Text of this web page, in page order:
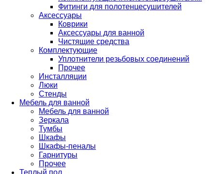
Фитинги для полотенцесушителей
Аксессуары
Коврики
Аксессуары для ванной
Чистящие средства
Комплектующие
Уплотнители резьбовых соединений
Прочее
Инсталляции
Люки
Стенды
Мебель для ванной
Мебель для ванной
Зеркала
Тумбы
Шкафы
Шкафы-пеналы
Гарнитуры
Прочее